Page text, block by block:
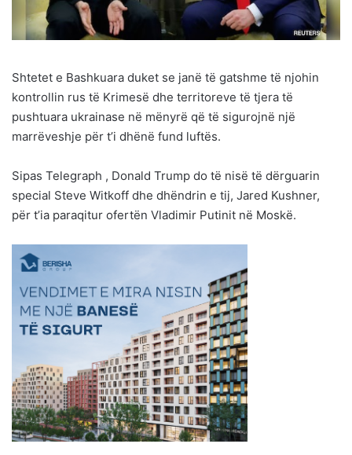
Shtetet e Bashkuara duket se janë të gatshme të njohin
kontrollin rus të Krimesë dhe territoreve të tjera të
pushtuara ukrainase në mënyrë që të sigurojnë një
marrëveshje për t’i dhënë fund luftës.
Sipas Telegraph , Donald Trump do të nisë të dërguarin
special Steve Witkoff dhe dhëndrin e tij, Jared Kushner,
për t’ia paraqitur ofertën Vladimir Putinit në Moskë.